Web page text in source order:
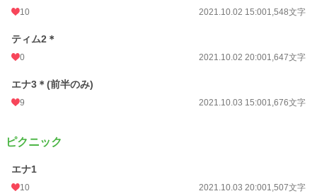
10 2021.10.02 15:001,548文字
ティム2＊
0 2021.10.02 20:001,647文字
エナ3＊(前半のみ)
9 2021.10.03 15:001,676文字
ピクニック
エナ1
10 2021.10.03 20:001,507文字